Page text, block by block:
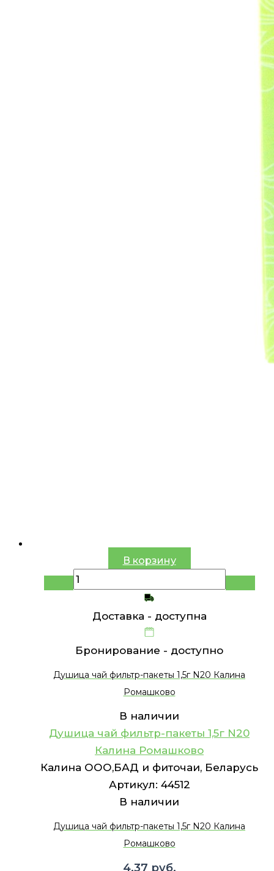
В корзину
Доставка - доступна
Бронирование - доступно
Душица чай фильтр-пакеты 1,5г N20 Калина
Ромашково
В наличии
Душица чай фильтр-пакеты 1,5г N20
Калина Ромашково
Калина ООО,БАД и фиточаи, Беларусь
Артикул: 44512
В наличии
Душица чай фильтр-пакеты 1,5г N20 Калина
Ромашково
4.37 руб.